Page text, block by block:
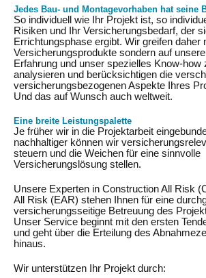
Jedes Bau- und Montagevorhaben hat seine
So individuell wie Ihr Projekt ist, so
Risiken und Ihr Versicherungsbedarf, der
Errichtungsphase ergibt. Wir greifen daher
Versicherungsprodukte sondern auf
Erfahrung und unser spezielles Know-how
analysieren und berücksichtigen die
versicherungsbezogenen Aspekte Ihres
Und das auf Wunsch auch weltweit.
Eine breite Leistungspalette
Je früher wir in die Projektarbeit
nachhaltiger können wir
steuern und die Weichen für eine sinnvolle
Versicherungslösung stellen.
Unsere Experten in Construction All Risk
All Risk (EAR) stehen Ihnen für eine
versicherungsseitige Betreuung des
Unser Service beginnt mit den ersten
und geht über die Erteilung des
hinaus.
Wir unterstützen Ihr Projekt durch: